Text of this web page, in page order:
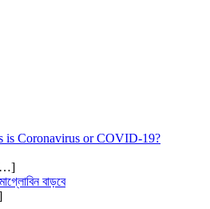
is Coronavirus or COVID-19?
বাড়বে